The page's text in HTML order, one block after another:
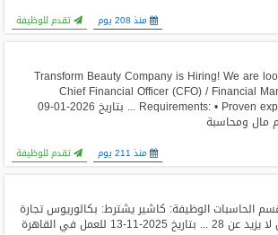
منذ 208 يوم تقدم للوظيفة
Transform Beauty Company is Hiring! We are
Chief Financial Officer (CFO) / Financial
Requirements: • Proven experience as a Financial ... بتاريخ 2026-01-09
مال ومحاسبة
منذ 211 يوم تقدم للوظيفة
الحاسبات الوظيفة: كاشير يشترط: بكالوريوس تجارة
من جامعة حكومية السن لا يزيد عن 28 ... بتاريخ 2025-11-13 للعمل في القاهرة